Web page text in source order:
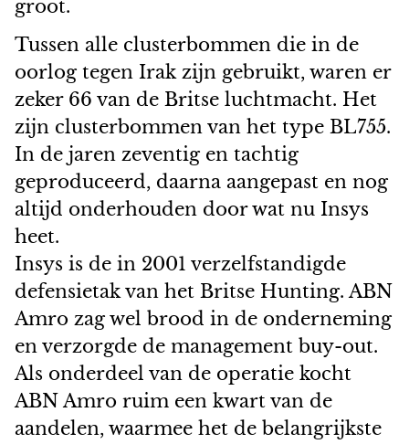
groot.
Tussen alle clusterbommen die in de
oorlog tegen Irak zijn gebruikt, waren er
zeker 66 van de Britse luchtmacht. Het
zijn clusterbommen van het type BL755.
In de jaren zeventig en tachtig
geproduceerd, daarna aangepast en nog
altijd onderhouden door wat nu Insys
heet.
Insys is de in 2001 verzelfstandigde
defensietak van het Britse Hunting. ABN
Amro zag wel brood in de onderneming
en verzorgde de management buy-out.
Als onderdeel van de operatie kocht
ABN Amro ruim een kwart van de
aandelen, waarmee het de belangrijkste